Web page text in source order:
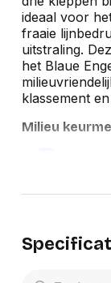
ideaal voor
fraaie
uitstraling.
het Blaue
klassement
Milieu